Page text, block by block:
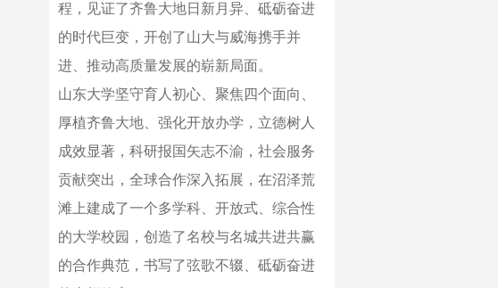
程，见证了齐鲁大地日新月异、砥砺奋进
的时代巨变，开创了山大与威海携手并
进、推动高质量发展的崭新局面。
山东大学坚守育人初心、聚焦四个面向、
厚植齐鲁大地、强化开放办学，立德树人
成效显著，科研报国矢志不渝，社会服务
贡献突出，全球合作深入拓展，在沼泽荒
滩上建成了一个多学科、开放式、综合性
的大学校园，创造了名校与名城共进共赢
的合作典范，书写了弦歌不辍、砥砺奋进